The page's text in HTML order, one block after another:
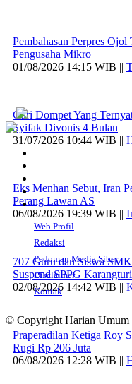
Pembahasan Perpres
Pengusaha Mikro
01/08/2026 14:15 WIB ||
Curi Dompet Yang
Syifak Divonis 4 Bulan
31/07/2026 10:44 WIB ||
Eks Menhan Sebut, Iran
Perang Lawan AS
06/08/2026 19:39 WIB ||
707 Guru dan Siswa
Suspend SPPG Karangturi
02/08/2026 14:42 WIB ||
Praperadilan Ketiga Roy
Rugi Rp 206 Juta
06/08/2026 12:28 WIB ||
Web Profil
Redaksi
Pedoman Media Siber
Disclaimer
Kontak
© Copyright Harian Umum